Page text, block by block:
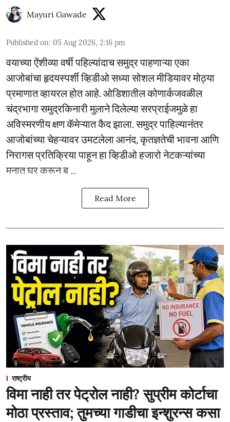
Mayuri Gawade
Published on: 05 Aug 2026, 2:16 pm
वयाच्या ऐंशीव्या वर्षी पहिल्यांदाच समुद्र पाहणाऱ्या एका
आजोबांचा हृदयस्पर्शी व्हिडीओ सध्या सोशल मीडियावर मोठ्या
प्रमाणात व्हायरल होत आहे. ओडिशातील कोणार्कजवळील
चंद्रभागा समुद्रकिनारी मुलाने दिलेल्या सरप्राईजमुळे हा
अविस्मरणीय क्षण कॅमेऱ्यात कैद झाला. समुद्र पाहिल्यानंतर
आजोबांच्या चेहऱ्यावर उमटलेला आनंद, कृतज्ञतेची भावना आणि
निरागस प्रतिक्रिया पाहून हा व्हिडीओ हजारो नेटकऱ्यांच्या
मनात घर करून ब ...
Read More
राष्ट्रीय
विमा नाही तर पेट्रोल नाही? सुप्रीम कोर्टाचा
मोठा प्रस्ताव; तुमच्या गाडीचा इन्शुरन्स कसा